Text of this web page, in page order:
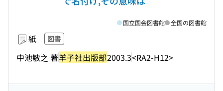
紙 図書
中池敏之 著羊子社出版部2003.3<RA2-H12>
国立国会図書館 全国の図書館